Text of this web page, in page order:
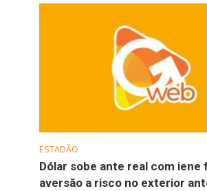
ESTADÃO
Dólar sobe ante real com iene
aversão a risco no exterior